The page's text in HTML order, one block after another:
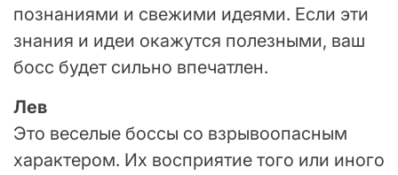
познаниями и свежими идеями. Если эти
знания и идеи окажутся полезными, ваш
босс будет сильно впечатлен.
Лев
Это веселые боссы со взрывоопасным
характером. Их восприятие того или иного